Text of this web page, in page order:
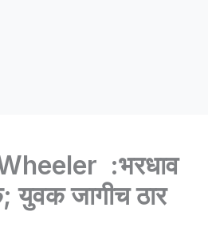
:भरधाव
युवक जागीच ठार